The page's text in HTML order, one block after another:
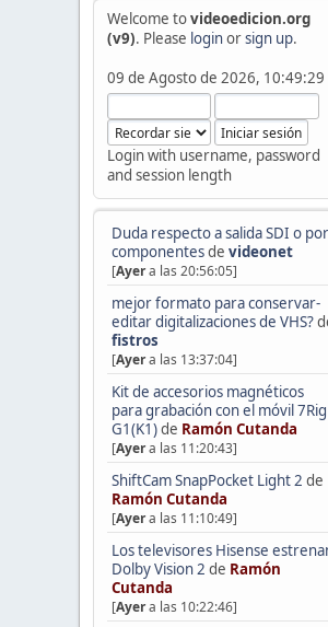
Welcome tovideoedicion.org
(v9). Please loginorsign up.
09 de Agosto de 2026, 10:49:29
Login with username, password
and session length
Duda respecto a salida SDI o por
componentesde videonet
[Ayera las 20:56:05]
mejor formato para conservar-
editar digitalizaciones de VHS?
fistros
[Ayera las 13:37:04]
Kit de accesorios magnéticos
para grabación con el móvil 7Rig
G1(K1)de Ramón Cutanda
[Ayera las 11:20:43]
ShiftCam SnapPocket Light 2 de
Ramón Cutanda
[Ayera las 11:10:49]
Los televisores Hisense
Dolby Vision 2 de Ramón
Cutanda
[Ayera las 10:22:46]